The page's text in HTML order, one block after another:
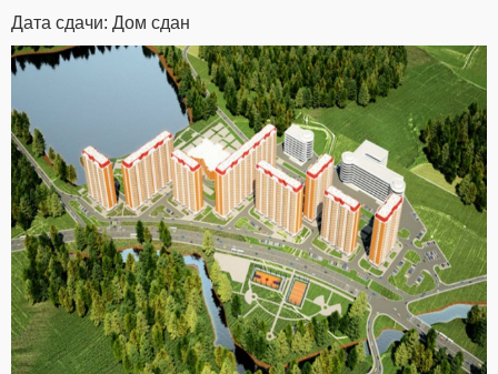
Дата сдачи: Дом сдан